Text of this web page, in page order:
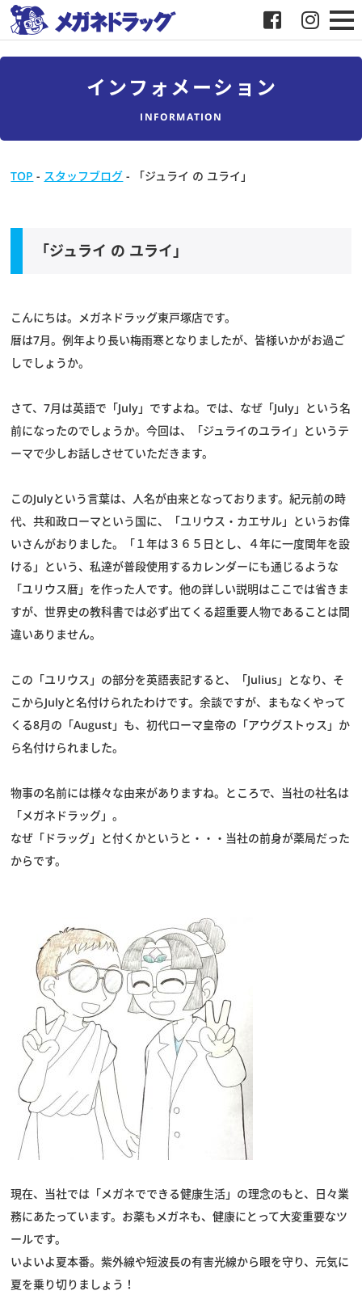
メガネドラッグについて
メディア協力
インフォメーション
INFORMATION
TOP - スタッフブログ - 「ジュライ の ユライ」
「ジュライ の ユライ」
こんにちは。メガネドラッグ東戸塚店です。
暦は7月。例年より長い梅雨寒となりましたが、皆様いかがお過ご
しでしょうか。
さて、7月は英語で「July」ですよね。では、なぜ「July」という名
前になったのでしょうか。今回は、「ジュライのユライ」というテ
ーマで少しお話しさせていただきます。
このJulyという言葉は、人名が由来となっております。紀元前の時
代、共和政ローマという国に、「ユリウス・カエサル」というお偉
いさんがおりました。「１年は３６５日とし、４年に一度閏年を設
ける」という、私達が普段使用するカレンダーにも通じるような
「ユリウス暦」を作った人です。他の詳しい説明はここでは省きま
すが、世界史の教科書では必ず出てくる超重要人物であることは間
違いありません。
この「ユリウス」の部分を英語表記すると、「Julius」となり、そ
こからJulyと名付けられたわけです。余談ですが、まもなくやって
くる8月の「August」も、初代ローマ皇帝の「アウグストゥス」か
ら名付けられました。
物事の名前には様々な由来がありますね。ところで、当社の社名は
「メガネドラッグ」。
なぜ「ドラッグ」と付くかというと・・・当社の前身が薬局だった
からです。
現在、当社では「メガネでできる健康生活」の理念のもと、日々業
務にあたっています。お薬もメガネも、健康にとって大変重要なツ
ールです。
いよいよ夏本番。紫外線や短波長の有害光線から眼を守り、元気に
夏を乗り切りましょう！